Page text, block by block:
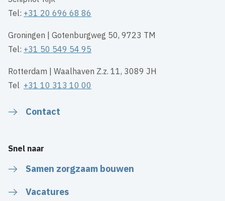
Tel: +31 20 696 68 86
Groningen | Gotenburgweg 50, 9723 TM
Tel: +31 50 549 54 95
Rotterdam | Waalhaven Z.z. 11, 3089 JH
Tel +31 10 313 10 00
Contact
Snel naar
Samen zorgzaam bouwen
Vacatures